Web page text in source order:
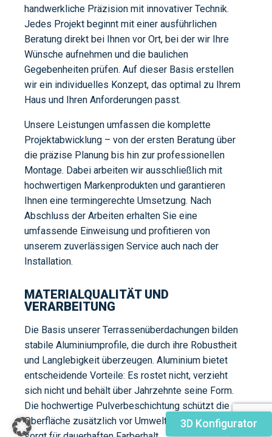
handwerkliche Präzision mit innovativer Technik.
Jedes Projekt beginnt mit einer ausführlichen
Beratung direkt bei Ihnen vor Ort, bei der wir Ihre
Wünsche aufnehmen und die baulichen
Gegebenheiten prüfen. Auf dieser Basis erstellen
wir ein individuelles Konzept, das optimal zu Ihrem
Haus und Ihren Anforderungen passt.
Unsere Leistungen umfassen die komplette
Projektabwicklung – von der ersten Beratung über
die präzise Planung bis hin zur professionellen
Montage. Dabei arbeiten wir ausschließlich mit
hochwertigen Markenprodukten und garantieren
Ihnen eine termingerechte Umsetzung. Nach
Abschluss der Arbeiten erhalten Sie eine
umfassende Einweisung und profitieren von
unserem zuverlässigen Service auch nach der
Installation.
MATERIALQUALITÄT UND
VERARBEITUNG
Die Basis unserer Terrassenüberdachungen bilden
stabile Aluminiumprofile, die durch ihre Robustheit
und Langlebigkeit überzeugen. Aluminium bietet
entscheidende Vorteile: Es rostet nicht, verzieht
sich nicht und behält über Jahrzehnte seine Form.
Die hochwertige Pulverbeschichtung schützt die
Oberfläche zusätzlich vor Umwelteinflüssen und
3D Konfigurator